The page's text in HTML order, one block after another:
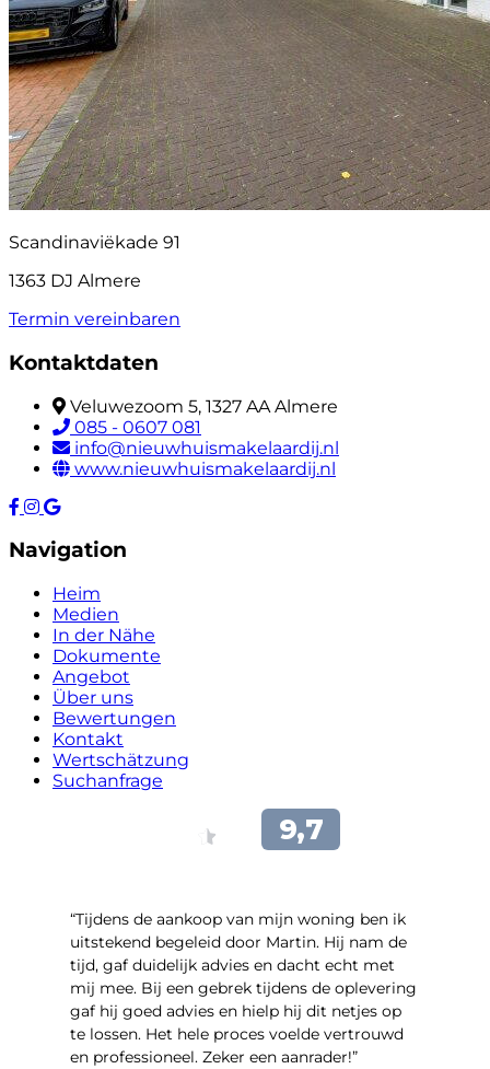
Scandinaviëkade 91
1363 DJ Almere
Termin vereinbaren
Kontaktdaten
Veluwezoom 5, 1327 AA Almere
085 - 0607 081
info@nieuwhuismakelaardij.nl
www.nieuwhuismakelaardij.nl
Navigation
Heim
Medien
In der Nähe
Dokumente
Angebot
Über uns
Bewertungen
Kontakt
Wertschätzung
Suchanfrage
“Tijdens de aankoop van mijn woning ben ik
uitstekend begeleid door Martin. Hij nam de
tijd, gaf duidelijk advies en dacht echt met
mij mee. Bij een gebrek tijdens de oplevering
gaf hij goed advies en hielp hij dit netjes op
te lossen. Het hele proces voelde vertrouwd
en professioneel. Zeker een aanrader!”